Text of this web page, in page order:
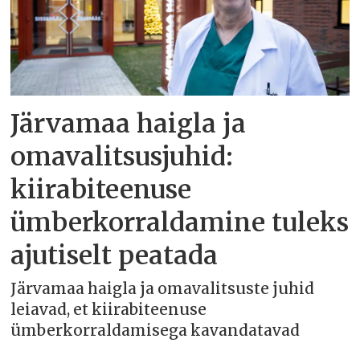
Järvamaa haigla ja
omavalitsusjuhid:
kiirabiteenuse
ümberkorraldamine tuleks
ajutiselt peatada
Järvamaa haigla ja omavalitsuste juhid
leiavad, et kiirabiteenuse
ümberkorraldamisega kavandatavad